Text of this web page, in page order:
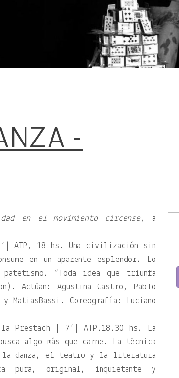
-
en el movimiento circense, a
ATP, 18 hs. Una civilización sin
en un aparente esplendor. Lo
patetismo. “Toda idea que triunfa
Actúan: Agustina Castro, Pablo
y MatiasBassi. Coreografía: Luciano
Prestach | 7’| ATP.18.30 hs. La
algo más que carne. La técnica
la danza, el teatro y la literatura
pura, original, inquietante y